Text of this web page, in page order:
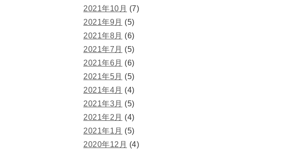
2021年10月 (7)
2021年9月 (5)
2021年8月 (6)
2021年7月 (5)
2021年6月 (6)
2021年5月 (5)
2021年4月 (4)
2021年3月 (5)
2021年2月 (4)
2021年1月 (5)
2020年12月 (4)